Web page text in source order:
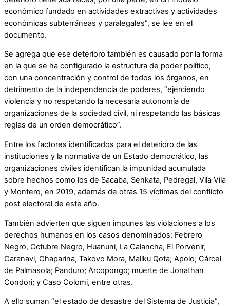
económico fundado en actividades extractivas y actividades
económicas subterráneas y paralegales”, se lee en el
documento.
Se agrega que ese deterioro también es causado por la forma
en la que se ha configurado la estructura de poder político,
con una concentración y control de todos los órganos, en
detrimento de la independencia de poderes, “ejerciendo
violencia y no respetando la necesaria autonomía de
organizaciones de la sociedad civil, ni respetando las básicas
reglas de un orden democrático”.
Entre los factores identificados para el deterioro de las
instituciones y la normativa de un Estado democrático, las
organizaciones civiles identifican la impunidad acumulada
sobre hechos como los de Sacaba, Senkata, Pedregal, Vila Vila
y Montero, en 2019, además de otras 15 víctimas del conflicto
post electoral de este año.
También advierten que siguen impunes las violaciones a los
derechos humanos en los casos denominados: Febrero
Negro, Octubre Negro, Huanuni, La Calancha, El Porvenir,
Caranavi, Chaparina, Takovo Mora, Mallku Qota; Apolo; Cárcel
de Palmasola; Panduro; Arcopongo; muerte de Jonathan
Condori; y Caso Colomi, entre otras.
A ello suman “el estado de desastre del Sistema de Justicia”,